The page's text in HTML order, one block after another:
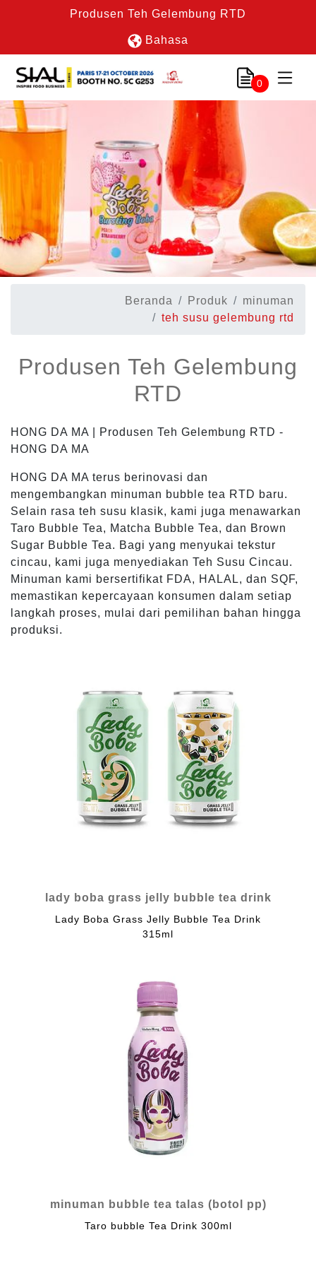
Produsen Teh Gelembung RTD
Bahasa
0
Beranda Produk
minuman
teh susu gelembung rtd
Produsen Teh Gelembung
RTD
HONG DA MA | Produsen Teh Gelembung RTD -
HONG DA MA
HONG DA MA terus berinovasi dan
mengembangkan minuman bubble tea RTD baru.
Selain rasa teh susu klasik, kami juga menawarkan
Taro Bubble Tea, Matcha Bubble Tea, dan Brown
Sugar Bubble Tea. Bagi yang menyukai tekstur
cincau, kami juga menyediakan Teh Susu Cincau.
Minuman kami bersertifikat FDA, HALAL, dan SQF,
memastikan kepercayaan konsumen dalam setiap
langkah proses, mulai dari pemilihan bahan hingga
produksi.
lady boba grass jelly bubble tea drink
Lady Boba Grass Jelly Bubble Tea Drink
315ml
minuman bubble tea talas (botol pp)
Taro bubble Tea Drink 300ml